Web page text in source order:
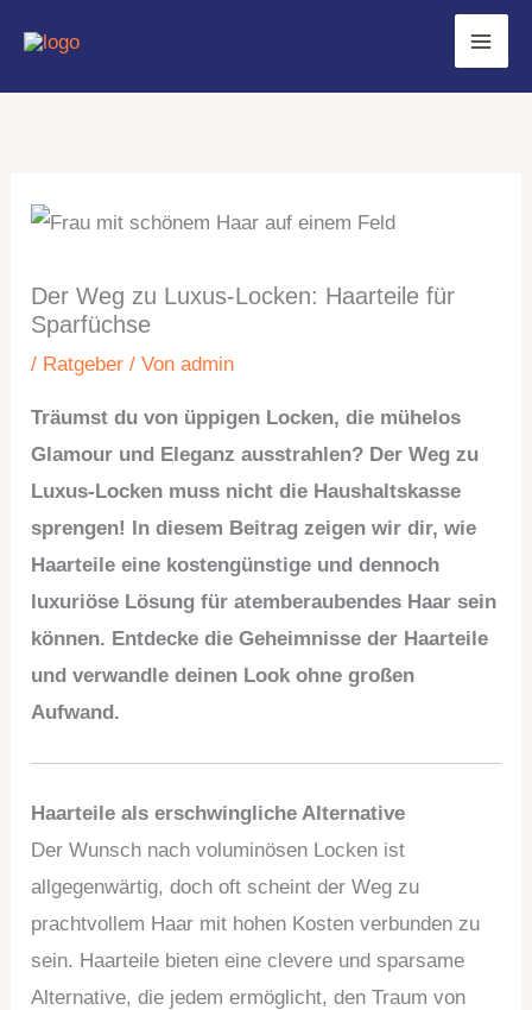
Inhalt
springen
Der Weg zu Luxus-Locken: Haarteile für
Sparfüchse
/ Ratgeber / Vonadmin
Träumst du von üppigen Locken, die mühelos
Glamour und Eleganz ausstrahlen? Der Weg zu
Luxus-Locken muss nicht die Haushaltskasse
sprengen! In diesem Beitrag zeigen wir dir, wie
Haarteile eine kostengünstige und dennoch
luxuriöse Lösung für atemberaubendes Haar sein
können. Entdecke die Geheimnisse der Haarteile
und verwandle deinen Look ohne großen
Aufwand.
Haarteile als erschwingliche Alternative
Der Wunsch nach voluminösen Locken ist
allgegenwärtig, doch oft scheint der Weg zu
prachtvollem Haar mit hohen Kosten verbunden zu
sein. Haarteile bieten eine clevere und sparsame
Alternative, die jedem ermöglicht, den Traum von